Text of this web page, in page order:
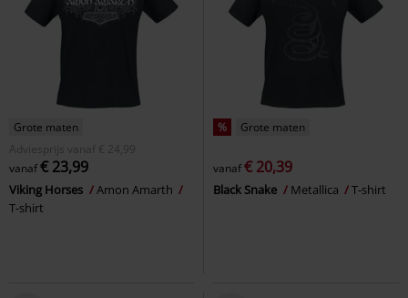
Grote maten
Adviesprijs
vanaf € 24,99
vanaf€ 23,99
Viking Horses
Amon Amarth
T-shirt
% Grote maten
vanaf€ 20,39
Black Snake Metallica T-shirt